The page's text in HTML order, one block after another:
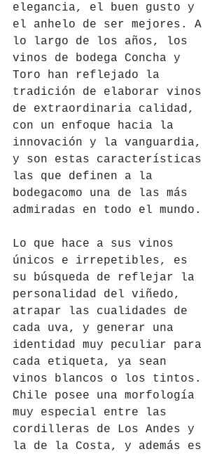
elegancia, el buen gusto y
el anhelo de ser mejores. A
lo largo de los años, los
vinos de bodega Concha y
Toro han reflejado la
tradición de elaborar vinos
de extraordinaria calidad,
con un enfoque hacia la
innovación y la vanguardia,
y son estas características
las que definen a la
bodegacomo una de las más
admiradas en todo el mundo.
Lo que hace a sus vinos
únicos e irrepetibles, es
su búsqueda de reflejar la
personalidad del viñedo,
atrapar las cualidades de
cada uva, y generar una
identidad muy peculiar para
cada etiqueta, ya sean
vinos blancos o los tintos.
Chile posee una morfología
muy especial entre las
cordilleras de Los Andes y
la de la Costa, y además es